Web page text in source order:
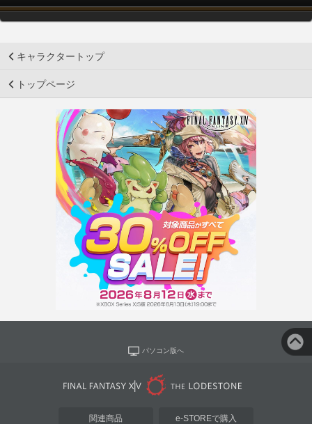
キャラクタートップ
トップページ
パソコン版へ
関連商品 e-STOREで購入